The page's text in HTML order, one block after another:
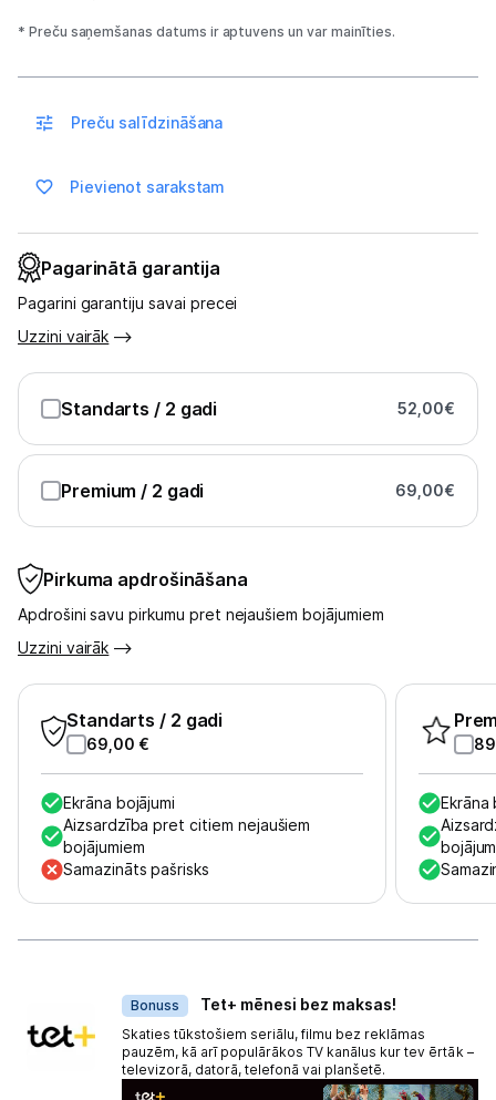
Apģērbu kopšana
Skaistumkopšana
Sports un atpūta
Ražotāju atjaunota tehnika
Vēlmju saraksts
Tehnikas izvešana
Tet pakalpojumi
Kontakti
Informācija
* Preču saņemšanas datums ir aptuvens un var mainīties.
Preču salīdzināšana
Pievienot sarakstam
Pirkuma apdrošināšana
Apdrošini savu pirkumu pret nejaušiem bojājumiem
Uzzini vairāk
Standarts / 2 gadi
69,00 €
Ekrāna bojājumi
Aizsardzība pret citiem nejaušiem
bojājumiem
Samazināts pašrisks
Ekrāna
Pagarinātā garantija
Pagarini garantiju savai precei
Uzzini vairāk
Standarts / 2 gadi 52,00€
Premium / 2 gadi 69,00€
Bonuss Tet+ mēnesi bez maksas!
Skaties tūkstošiem seriālu, filmu bez reklāmas
pauzēm, kā arī populārākos TV kanālus kur tev ērtāk –
televizorā, datorā, telefonā vai planšetē.